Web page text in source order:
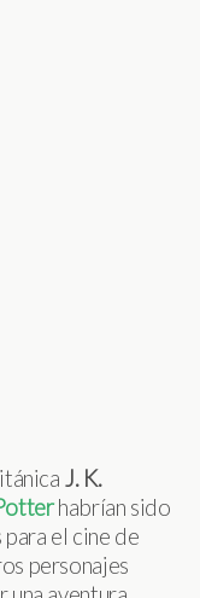
J. K.
habrían sido
el cine de
personajes